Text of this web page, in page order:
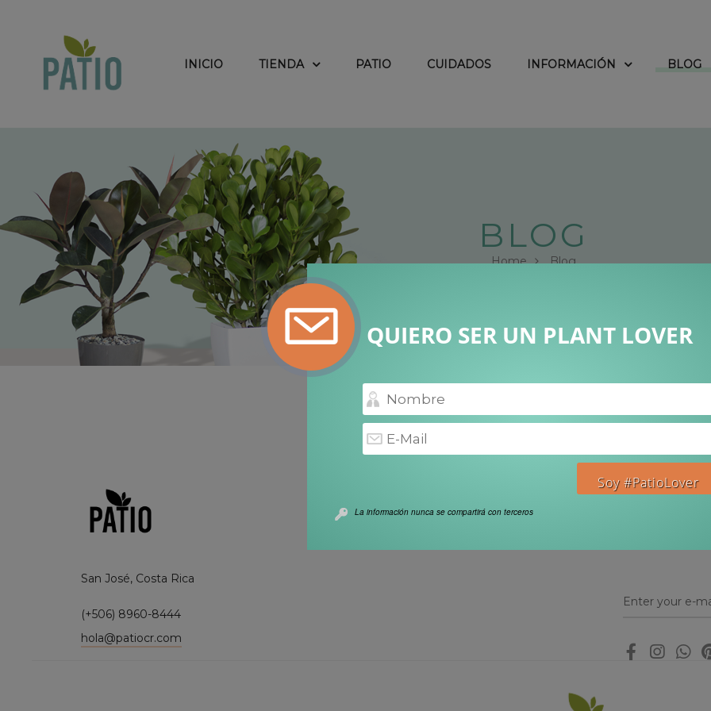
INICIO TIENDA PATIO CUIDADOS INFORMACIÓN BLOG
Home Blog
BLOG
San José, Costa Rica
(+506) 8960-8444
hola@patiocr.com
QUIERO SER UN PLANT LOVER
La información nunca se compartirá con terceros